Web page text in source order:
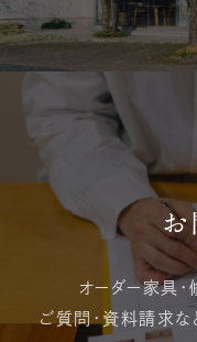
お
オーダー家具・
ご質問・資料請求な